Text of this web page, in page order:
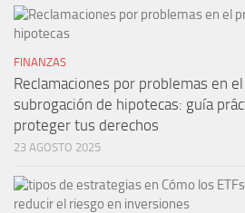
FINANZAS
Reclamaciones por problemas en
subrogación de hipotecas: guía
proteger tus derechos
23 AGOSTO 2025